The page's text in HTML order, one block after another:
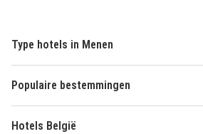
Type hotels in Menen
Populaire bestemmingen
Hotels België